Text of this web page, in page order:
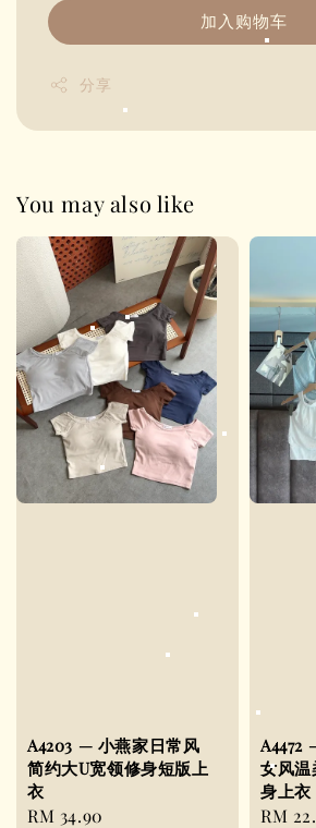
加入购物车
分享
You may also like
A4203 — 小燕家日常风
简约大U宽领修身短版上
衣
Regular
RM 34.90
A4472
女风温
身上衣
RM